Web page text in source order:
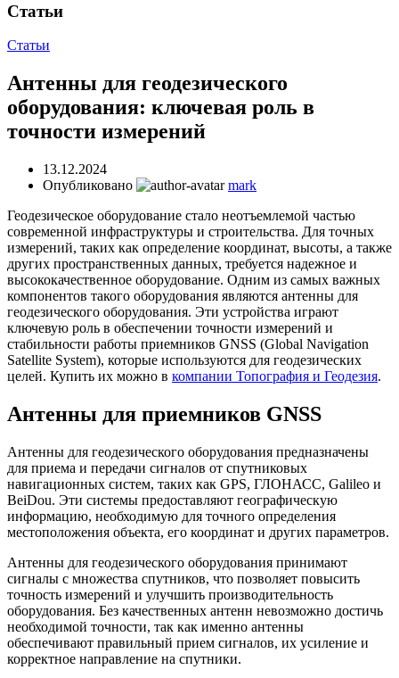
Статьи
Статьи
Антенны для геодезического
оборудования: ключевая роль в
точности измерений
13.12.2024
Опубликовано
mark
Геодезическое оборудование стало неотъемлемой частью
современной инфраструктуры и строительства. Для точных
измерений, таких как определение координат, высоты, а также
других пространственных данных, требуется надежное и
высококачественное оборудование. Одним из самых важных
компонентов такого оборудования являются антенны для
геодезического оборудования. Эти устройства играют
ключевую роль в обеспечении точности измерений и
стабильности работы приемников GNSS (Global Navigation
Satellite System), которые используются для геодезических
целей. Купить их можно в компании Топография и Геодезия.
Антенны для приемников GNSS
Антенны для геодезического оборудования предназначены
для приема и передачи сигналов от спутниковых
навигационных систем, таких как GPS, ГЛОНАСС, Galileo и
BeiDou. Эти системы предоставляют географическую
информацию, необходимую для точного определения
местоположения объекта, его координат и других параметров.
Антенны для геодезического оборудования принимают
сигналы с множества спутников, что позволяет повысить
точность измерений и улучшить производительность
оборудования. Без качественных антенн невозможно достичь
необходимой точности, так как именно антенны
обеспечивают правильный прием сигналов, их усиление и
корректное направление на спутники.